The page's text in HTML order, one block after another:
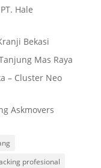
Hale
Bekasi
Mas Raya
– Cluster Neo
Askmovers
profesional